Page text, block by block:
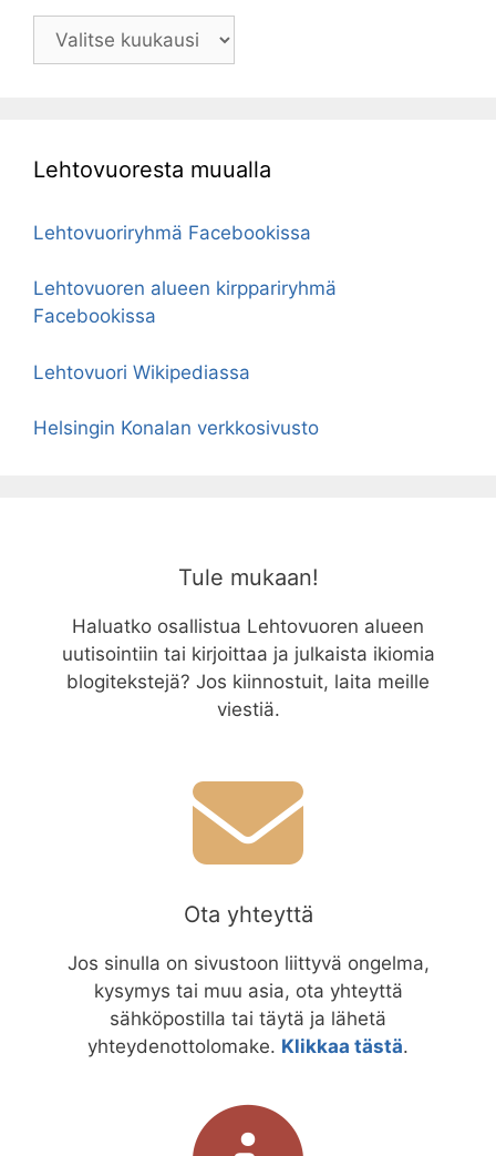
Arkistot
Lehtovuoresta muualla
Lehtovuoriryhmä Facebookissa
Lehtovuoren alueen kirppariryhmä
Facebookissa
Lehtovuori Wikipediassa
Helsingin Konalan verkkosivusto
Tule mukaan!
Haluatko osallistua Lehtovuoren alueen
uutisointiin tai kirjoittaa ja julkaista ikiomia
blogitekstejä? Jos kiinnostuit, laita meille
viestiä.
Ota yhteyttä
Jos sinulla on sivustoon liittyvä ongelma,
kysymys tai muu asia, ota yhteyttä
sähköpostilla tai täytä ja lähetä
yhteydenottolomake. Klikkaa tästä.